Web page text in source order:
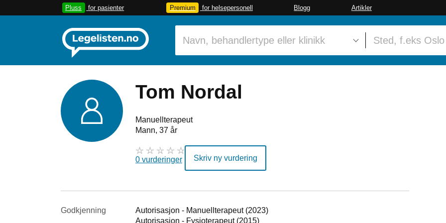
Pluss for pasienter Premium for helsepersonell Blogg Artikler
Tom Nordal
Manuellterapeut
Mann, 37 år
0 vurderinger Skriv ny vurdering
Godkjenning
Autorisasjon - Manuellterapeut (2023)
Autorisasjon - Fysioterapeut (2015)